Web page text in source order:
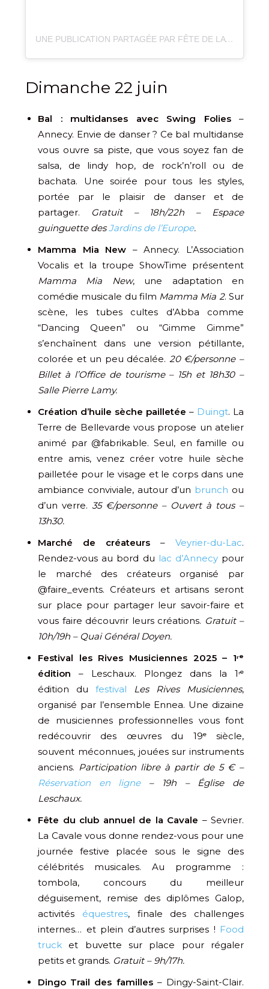
UNE PUBLICATION PARTAGÉE PAR FÊTE DE LA MUSIQUE (@FETEMUSIQUE)
Dimanche 22 juin
Bal : multidanses avec Swing Folies–
Annecy. Envie de danser ? Ce bal multidanse
vous ouvre sa piste, que vous soyez fan de
salsa, de lindy hop, de rock’n’roll ou de
bachata. Une soirée pour tous les styles,
portée par le plaisir de danser et de
partager.
Gratuit – 18h/22h – Espace
guinguette desJardins de l’Europe.
Mamma Mia New – Annecy. L’Association
Vocalis et la troupe ShowTime présentent
Mamma Mia New, une adaptation en
comédie musicale du film Mamma Mia 2. Sur
scène, les tubes cultes d’Abba comme
“Dancing Queen” ou “Gimme Gimme”
s’enchaînent dans une version pétillante,
colorée et un peu décalée. 20 €/personne –
Billet à l’Office de tourisme – 15h et 18h30 –
Salle Pierre Lamy.
Création d’huile sèche pailletée – Duingt. La
Terre de Bellevarde vous propose un atelier
animé par @fabrikable. Seul, en famille ou
entre amis, venez créer votre huile sèche
pailletée pour le visage et le corps dans une
ambiance conviviale, autour d’un brunch ou
d’un verre. 35 €/personne – Ouvert à tous –
13h30.
Marché de créateurs – Veyrier-du-Lac.
Rendez-vous au bord du lac d’Annecypour
le marché des créateurs organisé par
@faire_events. Créateurs et artisans seront
sur place pour partager leur savoir-faire et
vous faire découvrir leurs créations. Gratuit –
10h/19h – Quai Général Doyen.
Festival les Rives Musiciennes 2025 – 1ʳᵉ
édition – Leschaux. Plongez dans la 1ʳᵉ
édition du festival Les Rives Musiciennes,
organisé par l’ensemble Ennea. Une dizaine
de musiciennes professionnelles vous font
redécouvrir des œuvres du 19ᵉ siècle,
souvent méconnues, jouées sur instruments
anciens. Participation libre à partir de 5 € –
Réservation en ligne– 19h – Église de
Leschaux.
Fête du club annuel de la Cavale – Sevrier.
La Cavale vous donne rendez-vous pour une
journée festive placée sous le signe des
célébrités musicales. Au programme :
tombola, concours du meilleur
déguisement, remise des diplômes Galop,
activités équestres, finale des challenges
internes… et plein d’autres surprises ! Food
truck et buvette sur place pour régaler
petits et grands. Gratuit – 9h/17h.
Dingo Trail des familles– Dingy-Saint-Clair.